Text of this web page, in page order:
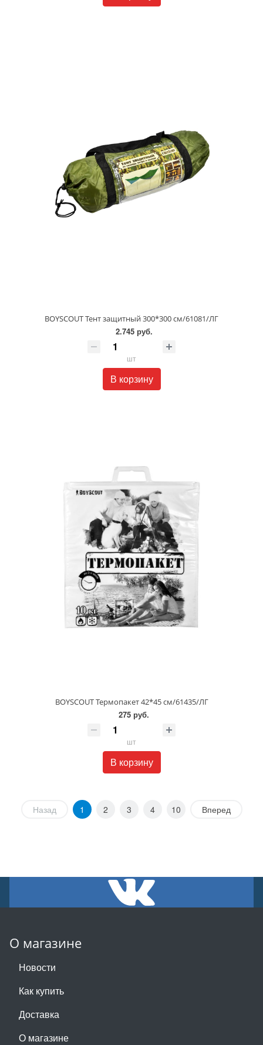
BOYSCOUT Тент защитный 300*300 см/61081/ЛГ
2.745 руб.
шт
В корзину
BOYSCOUT Термопакет 42*45 см/61435/ЛГ
275 руб.
шт
В корзину
Назад 1 2 3 4 10 Вперед
О магазине
Новости
Как купить
Доставка
О магазине